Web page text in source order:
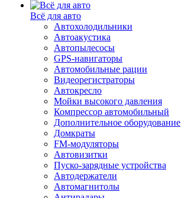
Всё для авто
Автохолодильники
Автоакустика
Автопылесосы
GPS-навигаторы
Автомобильные рации
Видеорегистраторы
Автокресло
Мойки высокого давления
Компрессор автомобильный
Дополнительное оборудование
Домкраты
FM-модуляторы
Автовизитки
Пуско-зарядные устройства
Автодержатели
Автомагнитолы